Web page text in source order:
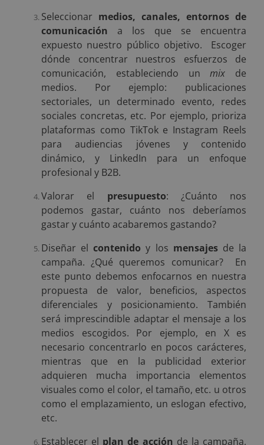
Seleccionar medios, canales, entornos de
comunicación a los que se encuentra
expuesto nuestro público objetivo. Escoger
dónde concentrar nuestros esfuerzos de
comunicación, estableciendo unmix de
medios. Por ejemplo: publicaciones
sectoriales, un determinado evento, redes
sociales concretas, etc. Por ejemplo, prioriza
plataformas como TikTok e Instagram Reels
para audiencias jóvenes y contenido
dinámico, y LinkedIn para un enfoque
profesional y B2B.
Valorar el presupuesto: ¿Cuánto nos
podemos gastar, cuánto nos deberíamos
gastar y cuánto acabaremos gastando?
Diseñar elcontenido y los mensajesde la
campaña. ¿Qué queremos comunicar? En
este punto debemos enfocarnos en nuestra
propuesta de valor, beneficios, aspectos
diferenciales y posicionamiento. También
será imprescindible adaptar el mensaje a los
medios escogidos. Por ejemplo, en X es
necesario concentrarlo en pocos carácteres,
mientras que en la publicidad exterior
adquieren mucha importancia elementos
visuales como el color, el tamaño, etc. u otros
como el emplazamiento, un eslogan efectivo,
etc.
Establecer el plan de acción de la campaña,